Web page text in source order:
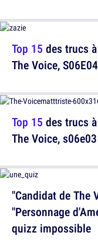
Top 15 des trucs
The Voice, S06E04
"Candidat de The
"Personnage
quizz impossible
Top 15 des trucs
The Voice, s06e03